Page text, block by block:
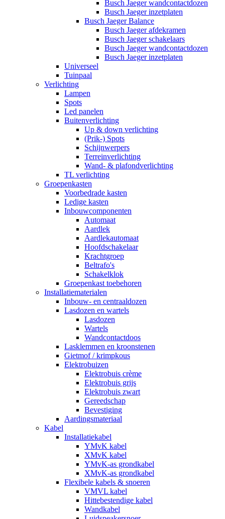
Busch Jaeger wandcontactdozen
Busch Jaeger inzetplaten
Busch Jaeger Balance
Busch Jaeger afdekramen
Busch Jaeger schakelaars
Busch Jaeger wandcontactdozen
Busch Jaeger inzetplaten
Universeel
Tuinpaal
Verlichting
Lampen
Spots
Led panelen
Buitenverlichting
Up & down verlichting
(Prik-) Spots
Schijnwerpers
Terreinverlichting
Wand- & plafondverlichting
TL verlichting
Groepenkasten
Voorbedrade kasten
Ledige kasten
Inbouwcomponenten
Automaat
Aardlek
Aardlekautomaat
Hoofdschakelaar
Krachtgroep
Beltrafo's
Schakelklok
Groepenkast toebehoren
Installatiematerialen
Inbouw- en centraaldozen
Lasdozen en wartels
Lasdozen
Wartels
Wandcontactdoos
Lasklemmen en kroonstenen
Gietmof / krimpkous
Elektrobuizen
Elektrobuis crème
Elektrobuis grijs
Elektrobuis zwart
Gereedschap
Bevestiging
Aardingsmateriaal
Kabel
Installatiekabel
YMvK kabel
XMvK kabel
YMvK-as grondkabel
XMvK-as grondkabel
Flexibele kabels & snoeren
VMVL kabel
Hittebestendige kabel
Wandkabel